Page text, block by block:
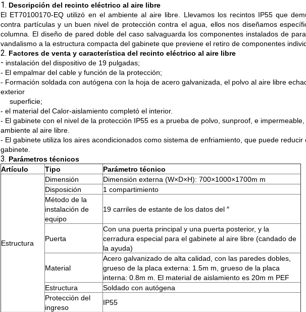
1. Descripción del recinto eléctrico al aire libre
El ET70100170-EQ utilizó en el ambiente al aire libre. Llevamos los recintos IP55 que
contra partículas y un buen nivel de protección contra el agua, ellos nos diseñamos
columna. El diseño de pared doble del caso salvaguarda los componentes instalados de
vandalismo a la estructura compacta del gabinete que previene el retiro de componentes
2. Factores de venta y característica del recinto eléctrico al aire libre
- instalación del dispositivo de 19 pulgadas;
- El empalmar del cable y función de la protección;
- Formación soldada con autógena con la hoja de acero galvanizada, el polvo al aire libre
exterior
superficie;
- el material del Calor-aislamiento completó el interior.
- El gabinete con el nivel de la protección IP55 es a prueba de polvo, sunproof, e
ambiente al aire libre.
- El gabinete utiliza los aires acondicionados como sistema de enfriamiento, que puede
gabinete.
3. Parámetros técnicos
Artículo
Tipo Parámetro técnico
Estructura
Dimensión
Dimensión externa (W×D×H): 700×1000×1700m m
Disposición
1 compartimiento
Método de la
instalación de
equipo
19 carriles de estante de los datos del ″
Puerta
Con una puerta principal y una puerta posterior, y la
cerradura especial para el gabinete al aire libre (candado de
la ayuda)
Material
Acero galvanizado de alta calidad, con las paredes dobles,
grueso de la placa externa: 1.5m m, grueso de la placa
interna: 0.8m m. El material de aislamiento es 20m m PEF
Estructura
Soldado con autógena
Protección del
ingreso
IP55